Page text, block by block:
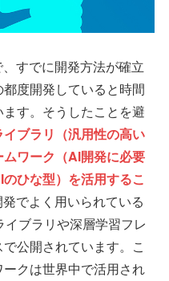
すでに開発方法が確立
度開発していると時間
す。そうしたことを避
ブラリ（汎用性の高い
ワーク（AI開発に必要
ひな型）を活用するこ
でよく用いられている
ブラリや深層学習フレ
公開されています。こ
クは世界中で活用され